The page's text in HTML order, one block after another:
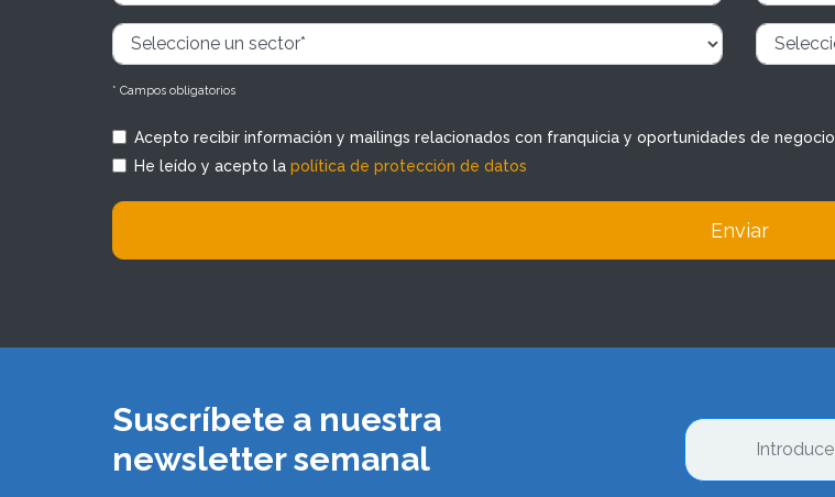
* Campos obligatorios
Acepto recibir información y mailings relacionados con franquicia y oportunidades de negocio
He leído y acepto la política de protección de datos
Enviar
Suscríbete a nuestra
newsletter semanal